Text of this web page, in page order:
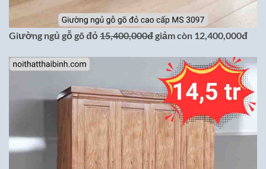
Giường ngủ gỗ gõ đỏ 15,400,000đgiảm còn 12,400,000đ